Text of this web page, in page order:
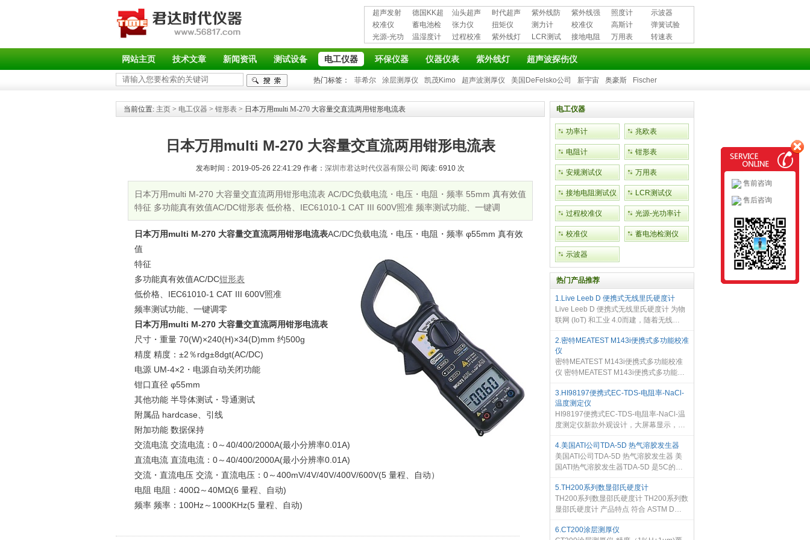
超声发射
接收仪器
德国KK超
声波探伤
仪
汕头超声
超声探伤
仪
时代超声
波探伤仪
紫外线防
护用品
紫外线强
度计
照度计
示波器
校准仪
蓄电池检
测仪
张力仪 扭矩仪 测力计 校准仪 高斯计
弹簧试验
机
光源-光功
率计
温湿度计
过程校准
仪
紫外线灯
LCR测试
仪
接地电阻
测试仪
万用表 转速表
网站主页 技术文章 新闻资讯 测试设备 电工仪器 环保仪器 仪器仪表 紫外线灯 超声波探伤仪
热门标签： 菲希尔 涂层测厚仪 凯茂Kimo 超声波测厚仪 美国DeFelsko公司 新宇宙 奥豪斯 Fischer
当前位置: 主页 > 电工仪器 > 钳形表 > 日本万用multi M-270 大容量交直流两用钳形电流表
日本万用multi M-270 大容量交直流两用钳形电流表
发布时间：2019-05-26 22:41:29 作者： 深圳市君达时代仪器有限公司 阅读: 6910 次
日本万用multi M-270 大容量交直流两用钳形电流表 AC/DC负载电流・电压・电阻・频率 55mm 真有效值
特征 多功能真有效值AC/DC钳形表 低价格、IEC61010-1 CAT III 600V照准 频率测试功能、一键调
日本万用multi M-270 大容量交直流两用钳形电流表AC/DC负载电流・电压・电阻・频率 φ55mm 真有效
值
特征
多功能真有效值AC/DC钳形表
低价格、IEC61010-1 CAT III 600V照准
频率测试功能、一键调零
日本万用multi M-270 大容量交直流两用钳形电流表
尺寸・重量 70(W)×240(H)×34(D)mm 约500g
精度 精度：±2％rdg±8dgt(AC/DC)
电源 UM-4×2・电源自动关闭功能
钳口直径 φ55mm
其他功能 半导体测试・导通测试
附属品 hardcase、引线
附加功能 数据保持
交流电流 交流电流：0～40/400/2000A(最小分辨率0.01A)
直流电流 直流电流：0～40/400/2000A(最小分辨率0.01A)
交流・直流电压 交流・直流电压：0～400mV/4V/40V/400V/600V(5 量程、自动）
电阻 电阻：400Ω～40MΩ(6 量程、自动)
频率 频率：100Hz～1000KHz(5 量程、自动)
电工仪器
功率计 兆欧表
电阻计 钳形表
安规测试仪 万用表
接地电阻测试仪 LCR测试仪
过程校准仪 光源-光功率计
校准仪 蓄电池检测仪
示波器
热门产品推荐
1.Live Leeb D 便携式无线里氏硬度计
Live Leeb D 便携式无线里氏硬度计 为物
联网 (IoT) 和工业 4.0而建，随着无线
冲击装置和直观的Equotip程序你可以测量
和收集任何硬度数据表。通过自动同
2.密特MEATEST M143i便携式多功能校准
仪
密特MEATEST M143i便携式多功能校准
仪 密特MEATEST M143i便携式多功能校
个节约成本的明智选择。对于4位半数字
多用表的直流电压校准，它可提供60ppm
的
3.HI98197便携式EC-TDS-电阻率-NaCl-
温度测定仪
HI98197便携式EC-TDS-电阻率-NaCl-温
度测定仪新款外观设计，大屏幕显示，背
言，配备ECTDS电极不锈钢流通池，避免
空气中二氧化碳等成分干扰测量
4.美国ATI公司TDA-5D 热气溶胶发生器
美国ATI公司TDA-5D 热气溶胶发生器 美
国ATI热气溶胶发生器TDA-5D 是5C的升
围广泛的应用而设计的气溶胶发生装置，
可以应用于从小型的空气净化单元
5.TH200系列数显邵氏硬度计
TH200系列数显邵氏硬度计 TH200系列数
显邵氏硬度计 产品特点 符合 ASTM D
均值模式, 最大值模式, 最大值平均模式，
6.CT200涂层测厚仪
售前咨询
售后咨询